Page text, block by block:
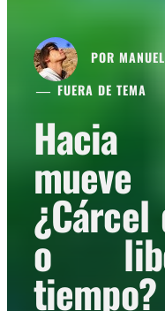
POR
FUERA DE TEMA
o
tiempo?